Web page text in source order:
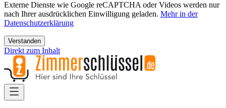
Externe Dienste wie Google reCAPTCHA oder Videos werden nur
nach Ihrer ausdrücklichen Einwilligung geladen. Mehr in der
Datenschutzerklärung
Verstanden
Direkt zum Inhalt